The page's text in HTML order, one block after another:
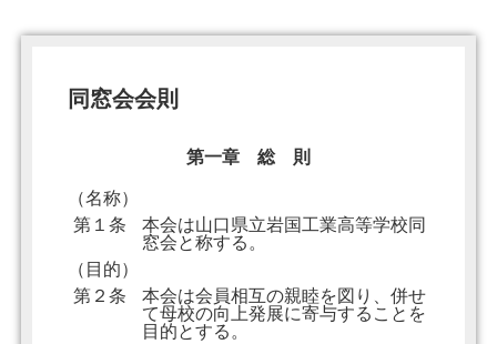
同窓会会則
第一章 総 則
（名称）
第１条
本会は山口県立岩国工業高等学校同
窓会と称する。
（目的）
第２条
本会は会員相互の親睦を図り、併せ
て母校の向上発展に寄与することを
目的とする。